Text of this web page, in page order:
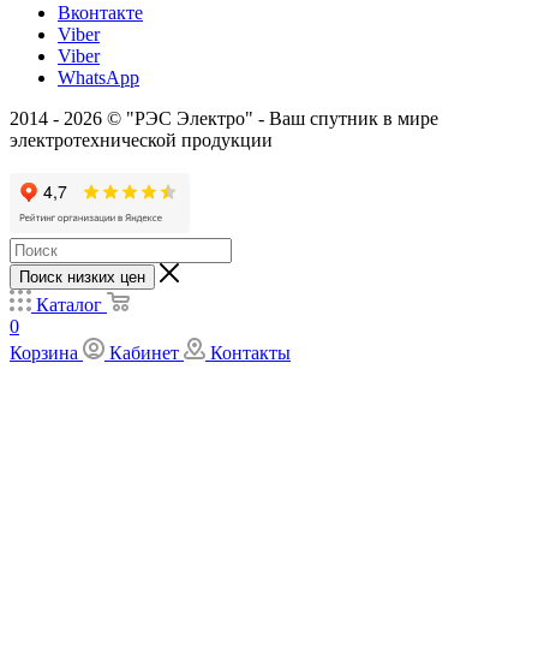
Вконтакте
Viber
Viber
WhatsApp
2014 - 2026 © "РЭС Электро" - Ваш спутник в мире
электротехнической продукции
Поиск низких цен
Каталог
0
Корзина
Кабинет Контакты